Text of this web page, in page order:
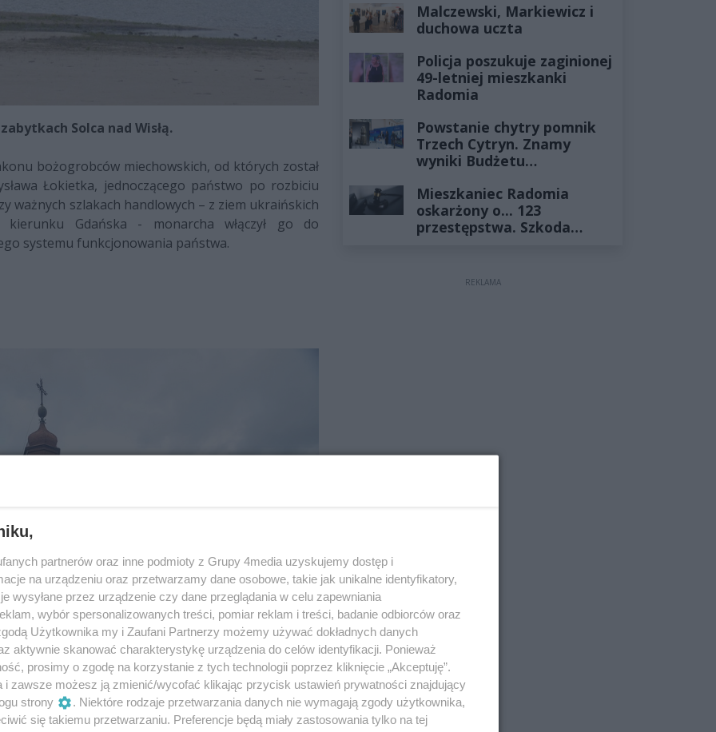
Solca nad Wisłą.
bożogrobców miechowskich, od których został
Łokietka, jednoczącego państwo po rozbiciu
ważnych szlakach handlowych – z ziem ukraińskich
Gdańska - monarcha włączył go do
systemu funkcjonowania państwa.
żyłach
Malczewski, Markiewicz i
duchowa uczta
Policja poszukuje zaginionej
49-letniej mieszkanki
Radomia
Powstanie chytry pomnik
Trzech Cytryn. Znamy
wyniki Budżetu
Mieszkaniec Radomia
oskarżony o... 123
przestępstwa. Szkoda
REKLAMA
partnerów oraz inne podmioty z Grupy 4media uzyskujemy dostęp i
na urządzeniu oraz przetwarzamy dane osobowe, takie jak unikalne identyfikatory,
wysyłane przez urządzenie czy dane przeglądania w celu zapewniania
wybór spersonalizowanych treści, pomiar reklam i treści, badanie odbiorców oraz
Użytkownika my i Zaufani Partnerzy możemy używać dokładnych danych
aktywnie skanować charakterystykę urządzenia do celów identyfikacji. Ponieważ
prosimy o zgodę na korzystanie z tych technologii poprzez kliknięcie „Akceptuję”.
i zawsze możesz ją zmienić/wycofać klikając przycisk ustawień prywatności znajdujący
strony
. Niektóre rodzaje przetwarzania danych nie wymagają zgody użytkownika,
się takiemu przetwarzaniu. Preferencje będą miały zastosowania tylko na tej